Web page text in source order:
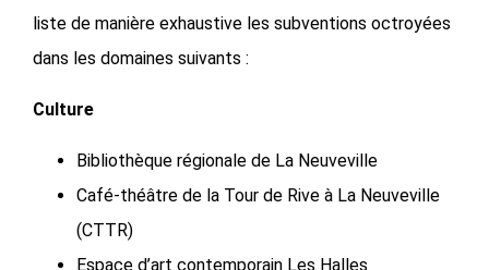
liste de manière exhaustive les subventions octroyées
dans les domaines suivants :
Culture
Bibliothèque régionale de La Neuveville
Café-théâtre de la Tour de Rive à La Neuveville
(CTTR)
Espace d’art contemporain Les Halles